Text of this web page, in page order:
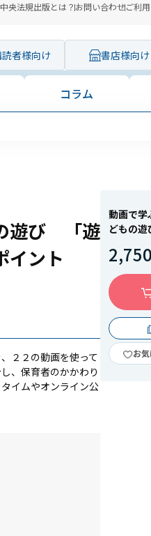
中央法規出版とは？お問い合わせご利
読者様向け 書店様向け
コラム
遊び 「遊
イント
２２の動画を使って
、保育者のかかわり
イムやオンライン公
動画で学
どもの
ント
お